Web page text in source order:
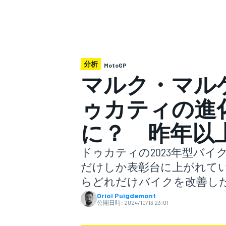
スーパーGT
分析 MotoGP
マルク・マル
ゥカティの
に？ 昨年以
ドゥカティの2023年型バ
だけしか表彰台に上がれて
らどれだけバイクを改善し
Oriol Puigdemont
公開日時: 2024/10/13 23:01